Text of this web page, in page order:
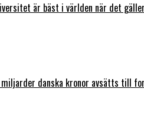
är bäst i världen när det
miljarder danska kronor avsätts till